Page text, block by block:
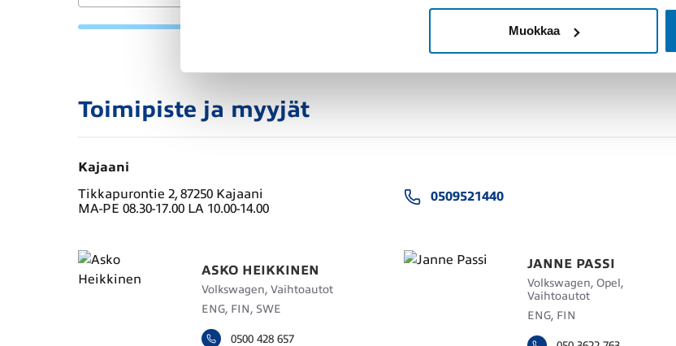
Muokkaa
Toimipiste ja myyjät
Kajaani
Tikkapurontie 2, 87250 Kajaani
MA-PE 08.30-17.00 LA 10.00-14.00
0509521440
ASKO HEIKKINEN
Volkswagen, Vaihtoautot
ENG, FIN, SWE
0500 428 657
JANNE PASSI
Volkswagen, Opel,
Vaihtoautot
ENG, FIN